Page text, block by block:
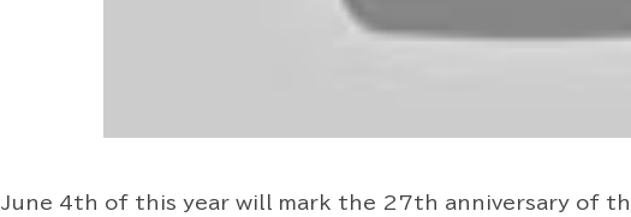
June 4th of this year will mark the 27th anniversary of